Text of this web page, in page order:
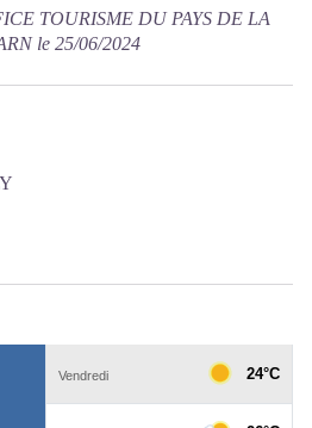
TOURISME DU PAYS DE LA
le 25/06/2024